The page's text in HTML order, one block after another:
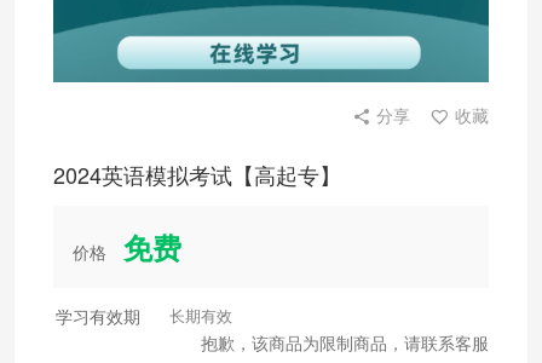
分享 收藏
2024英语模拟考试【高起专】
价格 免费
学习有效期 长期有效
抱歉，该商品为限制商品，请联系客服